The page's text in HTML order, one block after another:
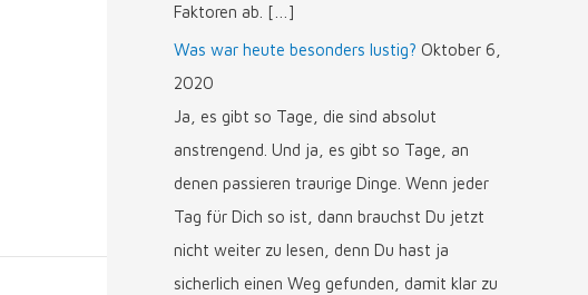
Faktoren ab. […]
Was war heute besonders lustig? Oktober 6,
2020
Ja, es gibt so Tage, die sind absolut
anstrengend. Und ja, es gibt so Tage, an
denen passieren traurige Dinge. Wenn jeder
Tag für Dich so ist, dann brauchst Du jetzt
nicht weiter zu lesen, denn Du hast ja
sicherlich einen Weg gefunden, damit klar zu